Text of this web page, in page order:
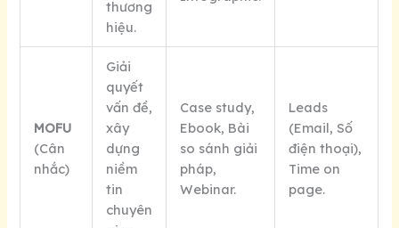
thương
hiệu.
MOFU
(Cân
nhắc)
Giải
quyết
vấn đề,
xây
dựng
niềm
tin
chuyên
Case study,
Ebook, Bài
so sánh giải
pháp,
Webinar.
Leads
(Email, Số
điện thoại),
Time on
page.